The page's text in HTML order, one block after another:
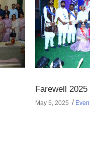
Farewell 2025
May 5, 2025